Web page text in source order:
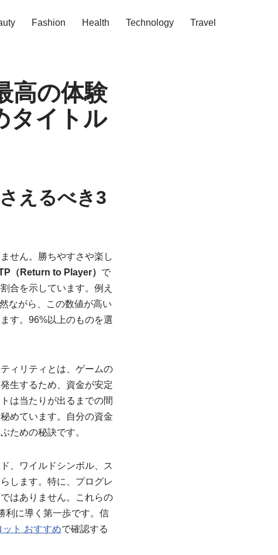
Fashion Health Technology Travel
高の体験
タイトル
えるべき3
せん。勝ちやすさや楽し
（Return to Player） で
合を示しています。例え
ながら、この数値が高い
す。96%以上のものを選
ィリティとは、ゲームの
生するため、資金が安定
は当たりが出るまでの間
めています。自分の資金
ための秘訣です。
、ワイルドシンボル、ス
します。特に、プログレ
はありません。これらの
利に導く第一歩です。信
ット おすすめで確認する